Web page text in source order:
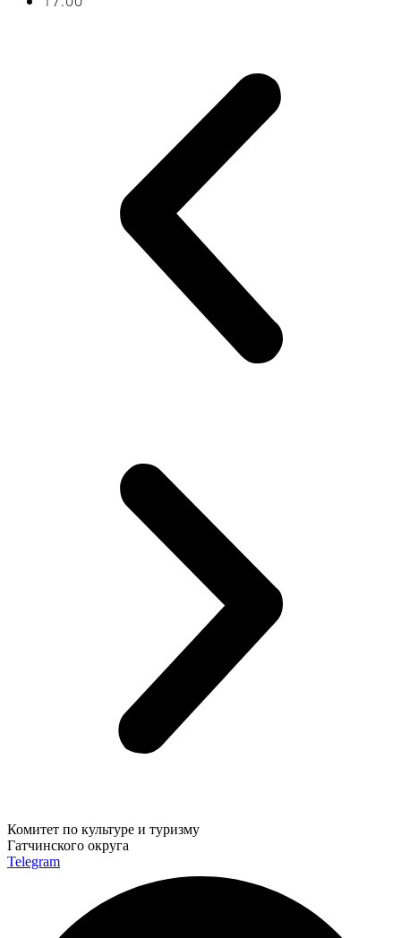
Комитет по культуре и туризму
Гатчинского округа
Telegram